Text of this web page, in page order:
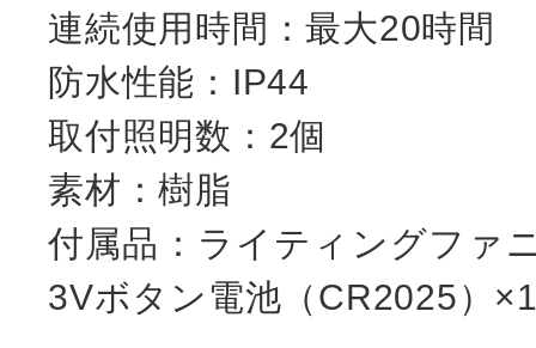
連続使用時間：最大20時間
防水性能：IP44
取付照明数：2個
素材：樹脂
付属品：ライティングファ
3Vボタン電池（CR2025）